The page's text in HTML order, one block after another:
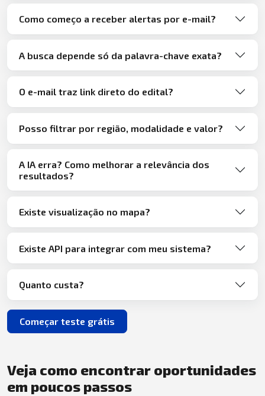
Como começo a receber alertas por e-mail?
A busca depende só da palavra-chave exata?
O e-mail traz link direto do edital?
Posso filtrar por região, modalidade e valor?
A IA erra? Como melhorar a relevância dos
resultados?
Existe visualização no mapa?
Existe API para integrar com meu sistema?
Quanto custa?
Começar teste grátis
Veja como encontrar oportunidades
em poucos passos